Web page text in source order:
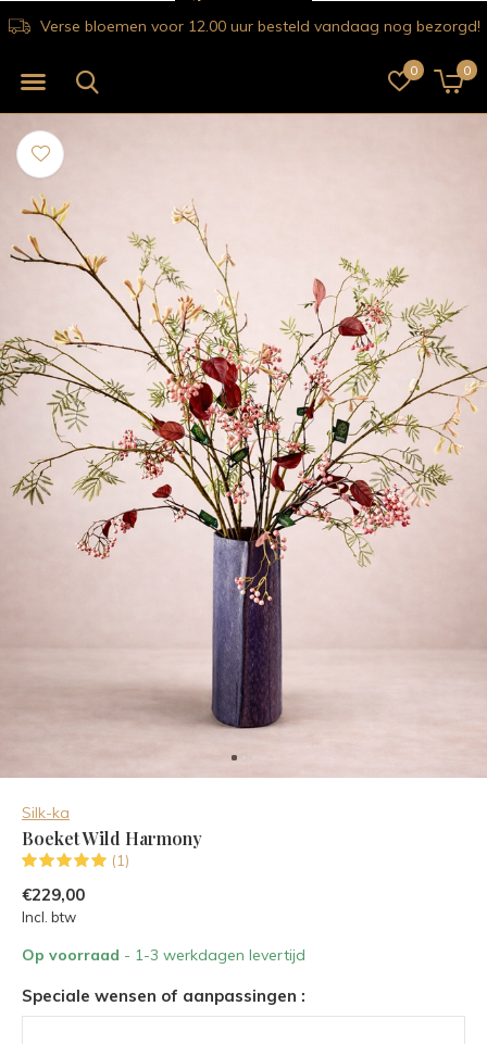
0 0
Verse bloemen voor 12.00 uur besteld vandaag nog bezorgd!
Silk-ka
Boeket Wild Harmony
(1)
€229,00
Incl. btw
Op voorraad - 1-3 werkdagen levertijd
Speciale wensen of aanpassingen :